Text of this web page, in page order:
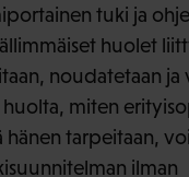
tuki ja
huolet
noudatetaan ja
huolta, miten
hänen tarpeitaan,
ilman